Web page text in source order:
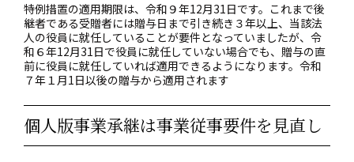
特例措置の適用期限は、令和９年12月31日です。これまで後
継者である受贈者には贈与日まで引き続き３年以上、当該法
人の役員に就任していることが要件となっていましたが、令
和６年12月31日で役員に就任していない場合でも、贈与の直
前に役員に就任していれば適用できるようになります。令和
７年１月1日以後の贈与から適用されます
個人版事業承継は事業従事要件を見直し